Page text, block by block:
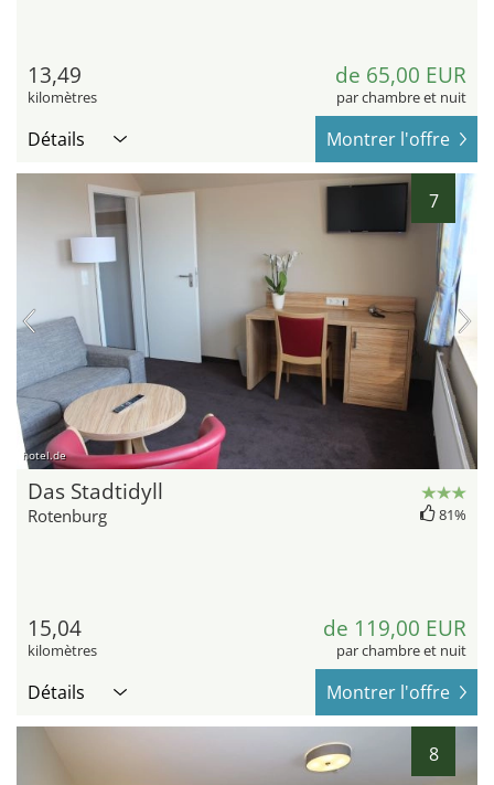
13,49
kilomètres
de 65,00 EUR
par chambre et nuit
Détails Montrer l'offre
7
hotel.de
Das Stadtidyll
Rotenburg 81%
15,04
kilomètres
de 119,00 EUR
par chambre et nuit
Détails Montrer l'offre
8